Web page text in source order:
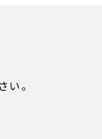
い。